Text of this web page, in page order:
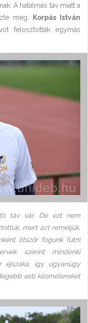
A hatalmas táv miatt a
meg.
Korpás István
felosztották egymás
táv vár. De ezt nem
mert azt reméljük,
ötször fogunk futni
szerint mindenki
éjszaka, így ugyanúgy
esti kilométereket